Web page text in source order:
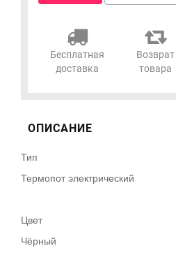
Бесплатная
доставка
Возврат
товара
ОПИСАНИЕ
Тип
Термопот электрический
Цвет
Чёрный